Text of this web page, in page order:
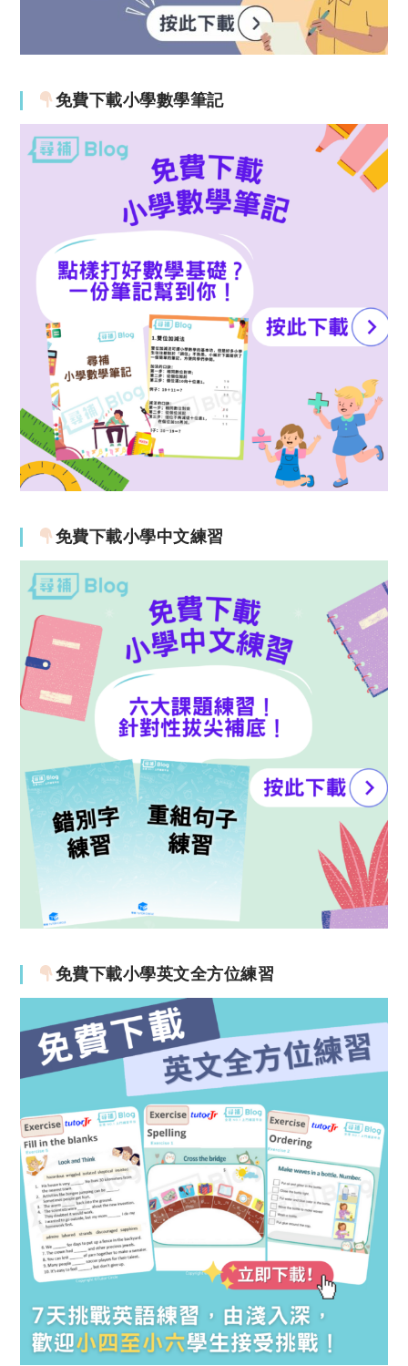
免費下載小學數學筆記
免費下載小學中文練習
免費下載小學英文全方位練習